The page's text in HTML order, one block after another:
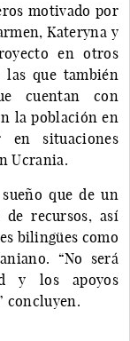
motivado por
Kateryna y
en otros
las que también
cuentan con
la población en
situaciones
Ucrania.
que de un
recursos, así
bilingües como
“No será
y los apoyos
concluyen.